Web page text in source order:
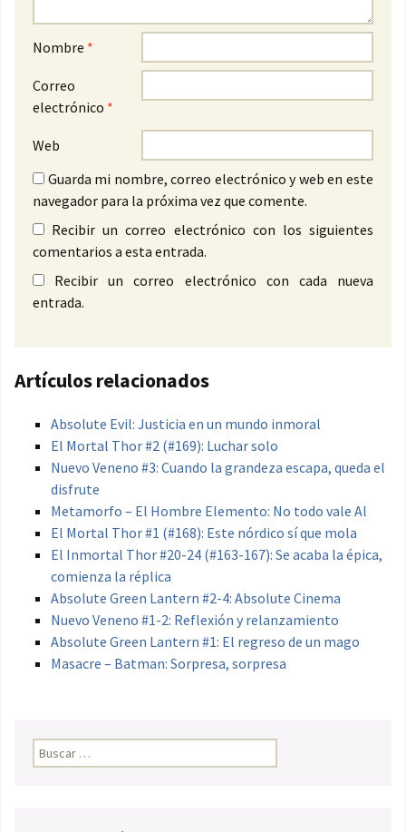
Nombre *
Correo
electrónico *
Web
Guarda mi nombre, correo electrónico y web en este
navegador para la próxima vez que comente.
Recibir un correo electrónico con los siguientes
comentarios a esta entrada.
Recibir un correo electrónico con cada nueva
entrada.
Artículos relacionados
Absolute Evil: Justicia en un mundo inmoral
El Mortal Thor #2 (#169): Luchar solo
Nuevo Veneno #3: Cuando la grandeza escapa, queda el
disfrute
Metamorfo – El Hombre Elemento: No todo vale Al
El Mortal Thor #1 (#168): Este nórdico sí que mola
El Inmortal Thor #20-24 (#163-167): Se acaba la épica,
comienza la réplica
Absolute Green Lantern #2-4: Absolute Cinema
Nuevo Veneno #1-2: Reflexión y relanzamiento
Absolute Green Lantern #1: El regreso de un mago
Masacre – Batman: Sorpresa, sorpresa
Buscar: